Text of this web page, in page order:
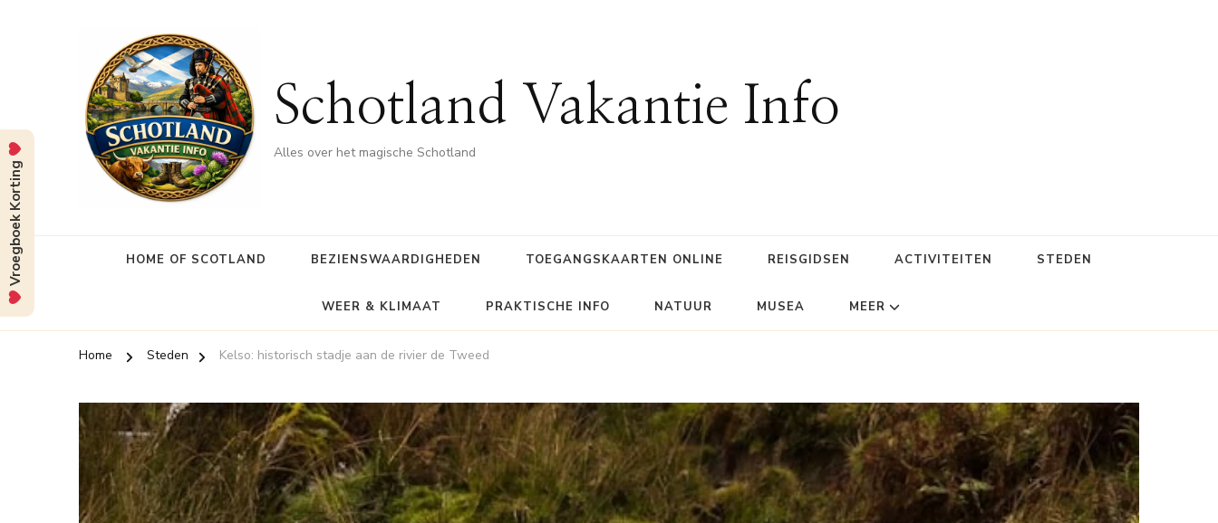
Schotland Vakantie Info
Alles over het magische Schotland
HOME OF SCOTLAND BEZIENSWAARDIGHEDEN TOEGANGSKAARTEN ONLINE REISGIDSEN ACTIVITEITEN STEDEN
WEER & KLIMAAT PRAKTISCHE INFO NATUUR MUSEA MEER
Home Steden Kelso: historisch stadje aan de rivier de Tweed
Vroegboek Korting